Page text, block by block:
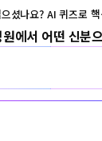
셨나요? AI 퀴즈로
에서 어떤 신분